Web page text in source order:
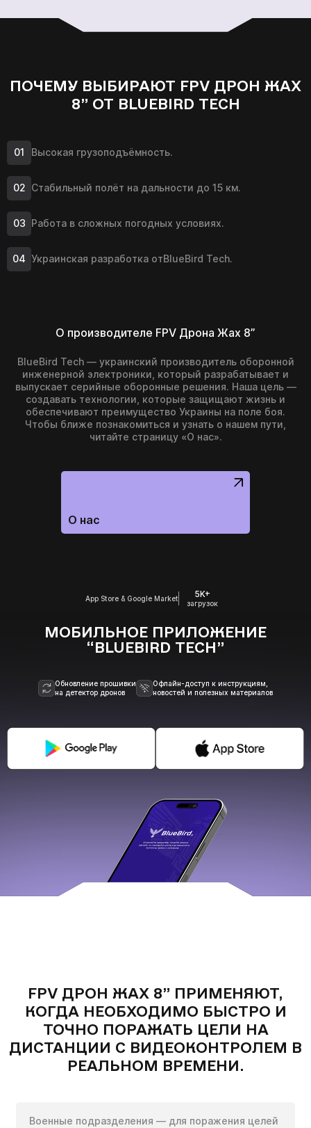
ПОЧЕМУ ВЫБИРАЮТ FPV ДРОН ЖАХ
8” ОТ BLUEBIRD TECH
Высокая грузоподъёмность.
Стабильный полёт на дальности до 15 км.
Работа в сложных погодных условиях.
Украинская разработка отBlueBird Tech.
О производителе FPV Дрона Жах 8”
BlueBird Tech — украинский производитель оборонной
инженерной электроники, который разрабатывает и
выпускает серийные оборонные решения. Наша цель —
создавать технологии, которые защищают жизнь и
обеспечивают преимущество Украины на поле боя.
Чтобы ближе познакомиться и узнать о нашем пути,
читайте страницу «О нас».
О нас
App Store & Google Market 5K+
загрузок
МОБИЛЬНОЕ ПРИЛОЖЕНИЕ
“BLUEBIRD TECH”
Обновление прошивки
на детектор дронов
Офлайн-доступ к инструкциям,
новостей и полезных материалов
FPV ДРОН ЖАХ 8” ПРИМЕНЯЮТ,
КОГДА НЕОБХОДИМО БЫСТРО И
ТОЧНО ПОРАЖАТЬ ЦЕЛИ НА
ДИСТАНЦИИ С ВИДЕОКОНТРОЛЕМ В
РЕАЛЬНОМ ВРЕМЕНИ.
Военные подразделения — для поражения целей
годин
Чтобы не ждать, вы можете связаться с нами, нажав
на кнопку телефона.
+3806 3 Показати номер
ВАШЕ ЗАМОВЛЕННЯ:
FPV Дрон Жах 8”
Получить цену без НДС
при наличии сертификата конечного
потребителя